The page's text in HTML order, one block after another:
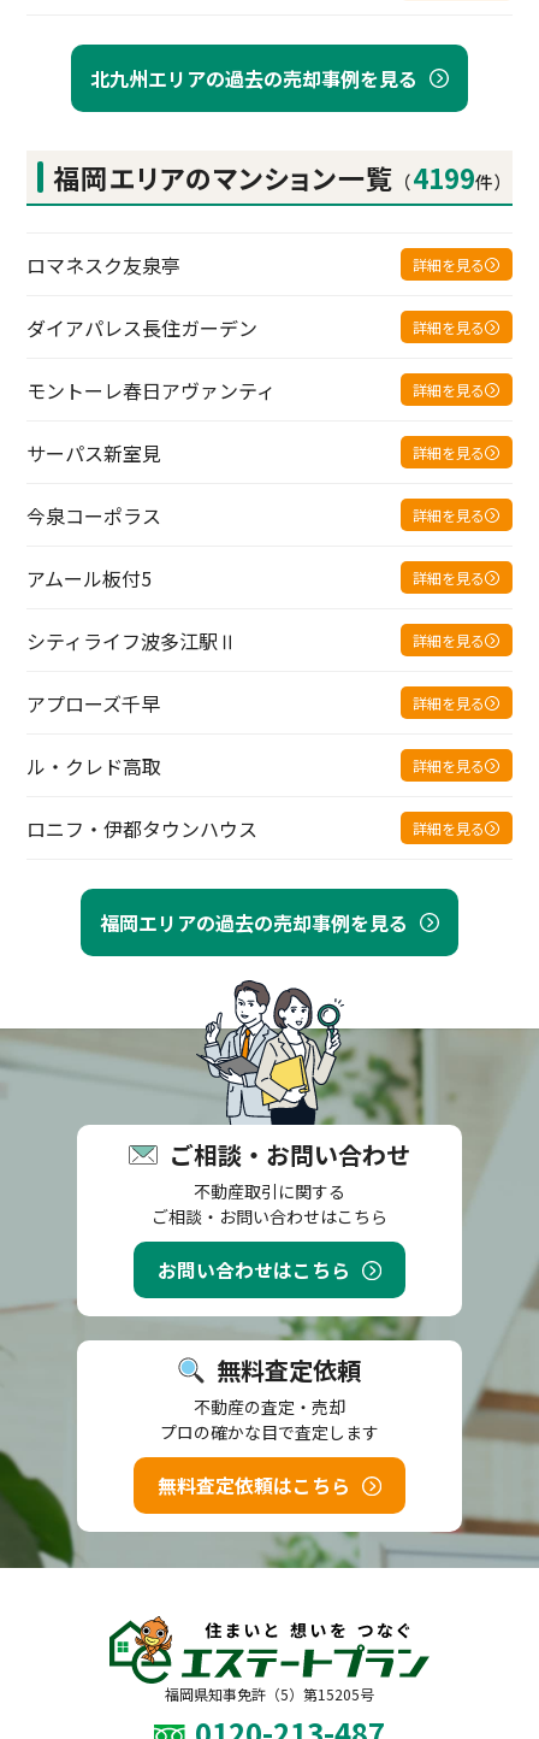
北九州エリアの過去の売却事例を見る
福岡エリアの過去の売却事例を見る
福岡エリアのマンション一覧 （4199件）
ロマネスク友泉亭 詳細を見る
ダイアパレス長住ガーデン 詳細を見る
モントーレ春日アヴァンティ 詳細を見る
サーパス新室見 詳細を見る
今泉コーポラス 詳細を見る
アムール板付5 詳細を見る
シティライフ波多江駅Ⅱ 詳細を見る
アプローズ千早 詳細を見る
ル・クレド高取 詳細を見る
ロニフ・伊都タウンハウス 詳細を見る
ご相談・お問い合わせ
不動産取引に関する
ご相談・お問い合わせはこちら
お問い合わせはこちら
無料査定依頼
不動産の査定・売却
プロの確かな目で査定します
無料査定依頼はこちら
福岡県知事免許（5）第15205号